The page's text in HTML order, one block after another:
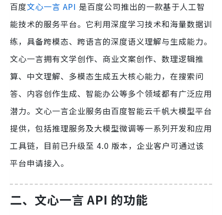
百度文心一言 API 是百度公司推出的一款基于人工智
能技术的服务平台。它利用深度学习技术和海量数据训
练，具备跨模态、跨语言的深度语义理解与生成能力。
文心一言拥有文学创作、商业文案创作、数理逻辑推
算、中文理解、多模态生成五大核心能力，在搜索问
答、内容创作生成、智能办公等多个领域都有广泛应用
潜力。文心一言企业服务由百度智能云千帆大模型平台
提供，包括推理服务及大模型微调等一系列开发和应用
工具链，目前已升级至 4.0 版本，企业客户可通过该
平台申请接入。
二、文心一言 API 的功能